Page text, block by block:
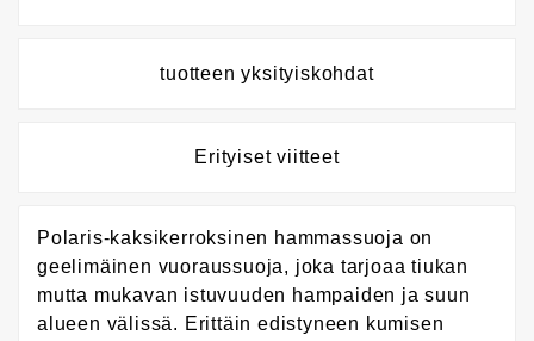
tuotteen yksityiskohdat
Erityiset viitteet
Polaris-kaksikerroksinen hammassuoja on
geelimäinen vuoraussuoja, joka tarjoaa tiukan
mutta mukavan istuvuuden hampaiden ja suun
alueen välissä. Erittäin edistyneen kumisen